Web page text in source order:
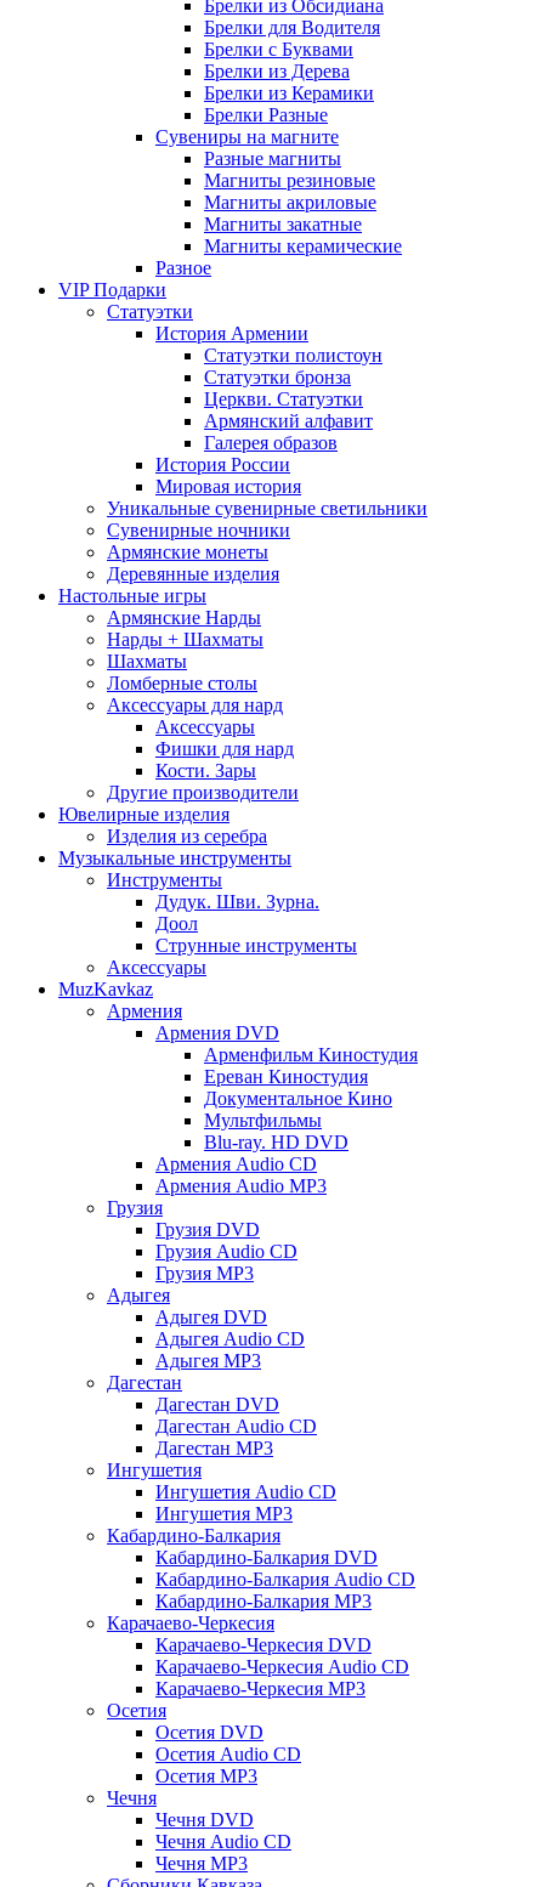
Брелки из Обсидиана
Брелки для Водителя
Брелки с Буквами
Брелки из Дерева
Брелки из Керамики
Брелки Разные
Сувениры на магните
Разные магниты
Магниты резиновые
Магниты акриловые
Магниты закатные
Магниты керамические
Разное
VIP Подарки
Статуэтки
История Армении
Статуэтки полистоун
Статуэтки бронза
Церкви. Статуэтки
Армянский алфавит
Галерея образов
История России
Мировая история
Уникальные сувенирные светильники
Сувенирные ночники
Армянские монеты
Деревянные изделия
Настольные игры
Армянские Нарды
Нарды + Шахматы
Шахматы
Ломберные столы
Аксессуары для нард
Аксессуары
Фишки для нард
Кости. Зары
Другие производители
Ювелирные изделия
Изделия из серебра
Музыкальные инструменты
Инструменты
Дудук. Шви. Зурна.
Доол
Струнные инструменты
Аксессуары
MuzKavkaz
Армения
Армения DVD
Арменфильм Киностудия
Ереван Киностудия
Документальное Кино
Мультфильмы
Blu-ray. HD DVD
Армения Audio CD
Армения Audio MP3
Грузия
Грузия DVD
Грузия Audio CD
Грузия MP3
Адыгея
Адыгея DVD
Адыгея Audio CD
Адыгея MP3
Дагестан
Дагестан DVD
Дагестан Audio CD
Дагестан MP3
Ингушетия
Ингушетия Audio CD
Ингушетия MP3
Кабардино-Балкария
Кабардино-Балкария DVD
Кабардино-Балкария Audio CD
Кабардино-Балкария MP3
Карачаево-Черкесия
Карачаево-Черкесия DVD
Карачаево-Черкесия Audio CD
Карачаево-Черкесия MP3
Осетия
Осетия DVD
Осетия Audio CD
Осетия MP3
Чечня
Чечня DVD
Чечня Audio CD
Чечня MP3